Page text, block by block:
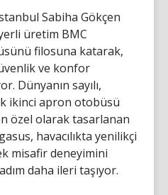
Sabiha Gökçen
üretim BMC
filosuna katarak,
ve konfor
Dünyanın sayılı,
ikinci apron otobüsü
özel olarak tasarlanan
havacılıkta yenilikçi
misafir deneyimini
daha ileri taşıyor.